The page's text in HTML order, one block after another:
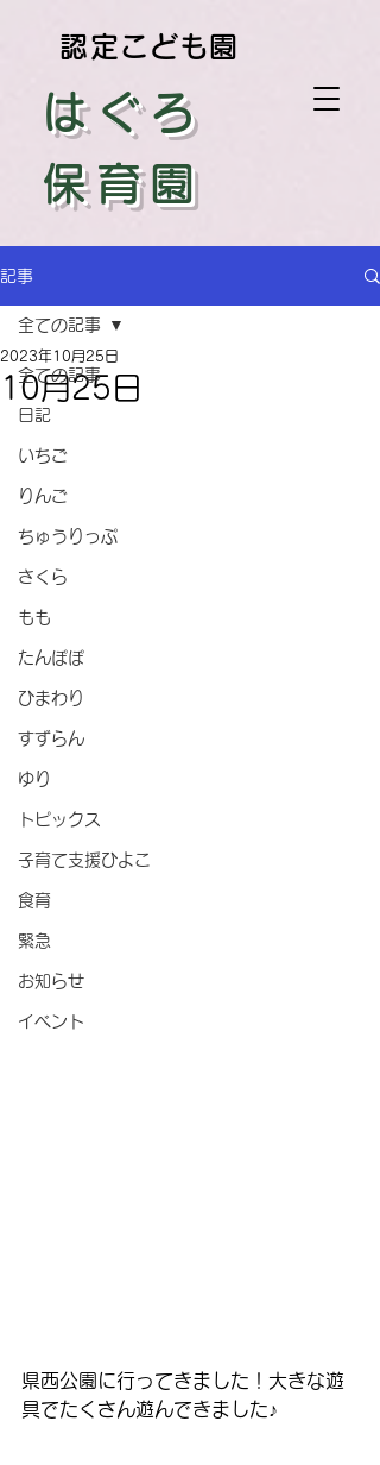
はぐろ
保育園
認定こども園
記事
全ての記事
日記
いちご
りんご
ちゅうりっぷ
さくら
もも
たんぽぽ
ひまわり
すずらん
ゆり
トピックス
子育て支援ひよこ
食育
緊急
お知らせ
イベント
全ての記事
10月25日
2023年10月25日
県西公園に行ってきました！大きな遊
具でたくさん遊んできました♪